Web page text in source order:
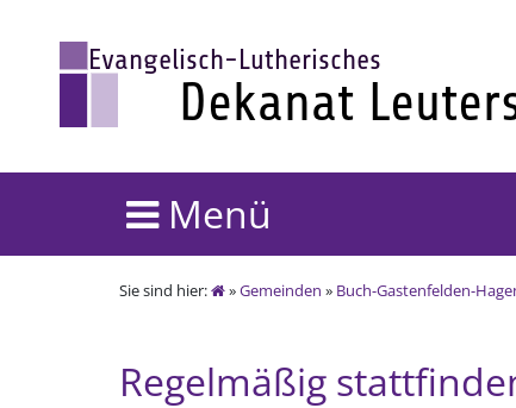
Menü
Sie sind hier: »Gemeinden » Buch-Gastenfelden-
Regelmäßig